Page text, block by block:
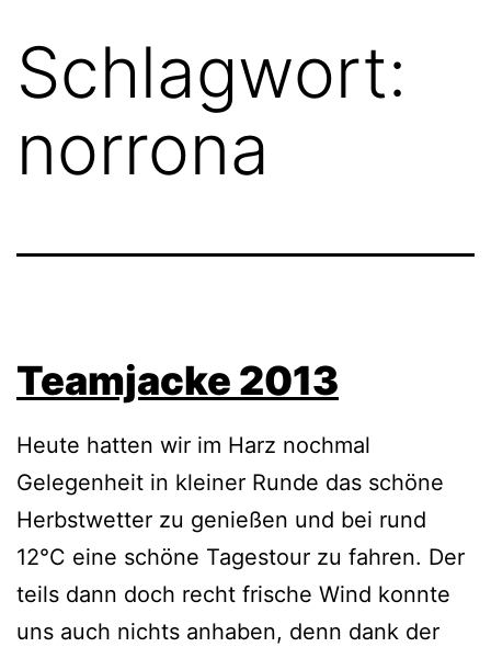
Schlagwort:
norrona
Teamjacke 2013
Heute hatten wir im Harz nochmal
Gelegenheit in kleiner Runde das schöne
Herbstwetter zu genießen und bei rund
12°C eine schöne Tagestour zu fahren. Der
teils dann doch recht frische Wind konnte
uns auch nichts anhaben, denn dank der